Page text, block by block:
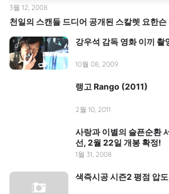
천일의 스캔들 드디어 공개된 스칼렛 요한
3월 12, 2008
강우석 감독 영화 이끼 촬
10월 08, 2009
랭고 Rango (2011)
2월 10, 2011
사랑과 이별의 슬픈순환
선, 2월 22일 개봉 확정!
1월 31, 2008
색즉시공 시즌2 평점 압